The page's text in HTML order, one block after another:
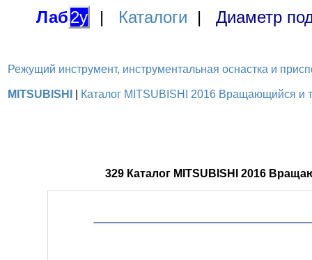
Лаб2у | Каталоги | Диаметр
Режущий инструмент, инструментальная оснастка и
MITSUBISHI Каталог MITSUBISHI 2016 Вращающийся и
329 Каталог MITSUBISHI 2016